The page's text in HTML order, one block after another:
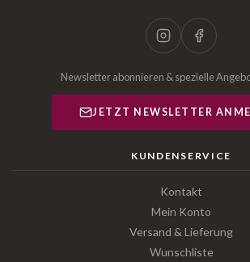
Newsletter abonnieren & spezielle
JETZT NEWSLETTER
KUNDENSERVICE
Kontakt
Mein Konto
Versand & Lieferung
Wunschliste